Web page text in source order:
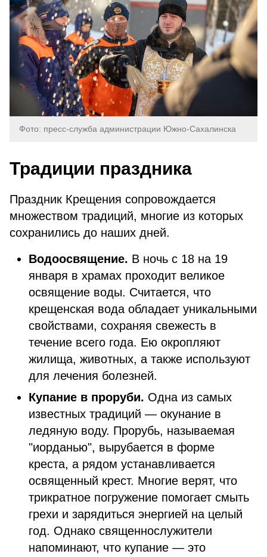
Фото: пресс-служба администрации Южно-Сахалинска
Традиции праздника
Праздник Крещения сопровождается
множеством традиций, многие из которых
сохранились до наших дней.
Водоосвящение. В ночь с 18 на 19
января в храмах проходит великое
освящение воды. Считается, что
крещенская вода обладает уникальными
свойствами, сохраняя свежесть в
течение всего года. Ею окропляют
жилища, животных, а также используют
для лечения болезней.
Купание в проруби. Одна из самых
известных традиций — окунание в
ледяную воду. Прорубь, называемая
"иорданью", вырубается в форме
креста, а рядом устанавливается
освященный крест. Многие верят, что
трикратное погружение помогает смыть
грехи и зарядиться энергией на целый
год. Однако священнослужители
напоминают, что купание — это